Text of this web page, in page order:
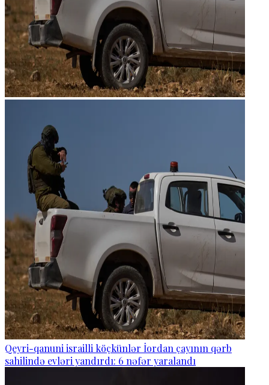
Qeyri-qanuni israilli köçkünlər İordan çayının qərb
sahilində evləri yandırdı: 6 nəfər yaralandı